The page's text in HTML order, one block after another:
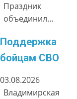
Праздник
объединил…
Поддержка
бойцам СВО
03.08.2026
Владимирская